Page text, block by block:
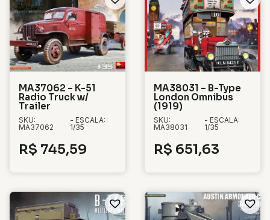
MA37062 – K-51
Radio Truck w/
Trailer
SKU:
MA37062
- ESCALA:
1/35
R$ 745,59
MA38031 – B-Type
London Omnibus
(1919)
SKU:
MA38031
- ESCALA:
1/35
R$ 651,63